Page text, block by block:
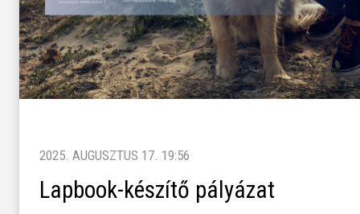
2025. AUGUSZTUS 17. 19:56
Lapbook-készítő pályázat